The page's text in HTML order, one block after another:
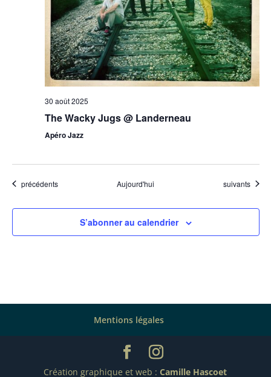
30 août 2025
The Wacky Jugs @ Landerneau
Apéro Jazz
Évènements
précédents Aujourd'hui Évènements
suivants
S’abonner au calendrier
Mentions légales
Création graphique et web : Camille Hascoet